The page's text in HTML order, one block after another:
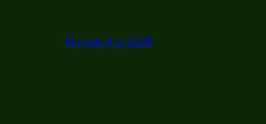
Štvrtok 6.8.2026